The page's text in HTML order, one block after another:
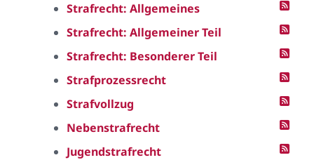
Strafrecht: Allgemeines
Strafrecht: Allgemeiner Teil
Strafrecht: Besonderer Teil
Strafprozessrecht
Strafvollzug
Nebenstrafrecht
Jugendstrafrecht